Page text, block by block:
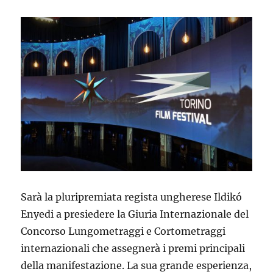
Sarà la pluripremiata regista ungherese Ildikó
Enyedi a presiedere la Giuria Internazionale del
Concorso Lungometraggi e Cortometraggi
internazionali che assegnerà i premi principali
della manifestazione. La sua grande esperienza,